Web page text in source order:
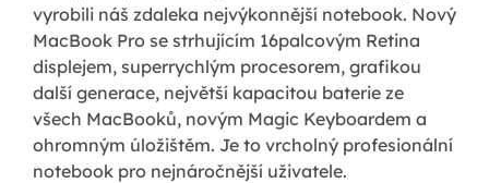
vyrobili náš zdaleka nejvýkonnější notebook. Nový
MacBook Pro se strhujícím 16palcovým Retina
displejem, superrychlým procesorem, grafikou
další generace, největší kapacitou baterie ze
všech MacBooků, novým Magic Keyboardem a
ohromným úložištěm. Je to vrcholný profesionální
notebook pro nejnáročnější uživatele.